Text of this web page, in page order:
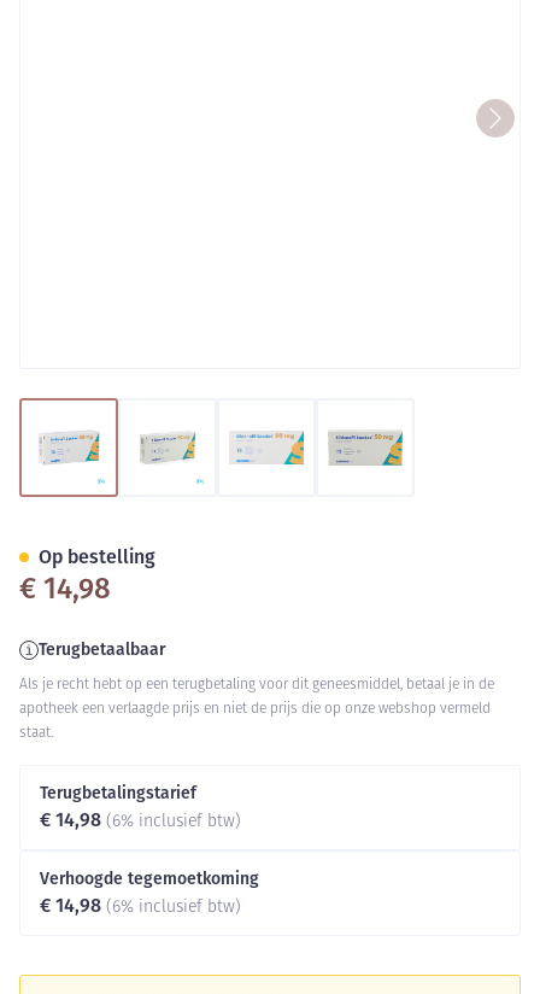
€ 14,98
Terugbetaalbaar
Als je recht hebt op een terugbetaling voor dit geneesmiddel, betaal je in de
apotheek een verlaagde prijs en niet de prijs die op onze webshop vermeld
staat.
Terugbetalingstarief
€ 14,98 (6% inclusief btw)
Verhoogde tegemoetkoming
€ 14,98 (6% inclusief btw)
Op bestelling